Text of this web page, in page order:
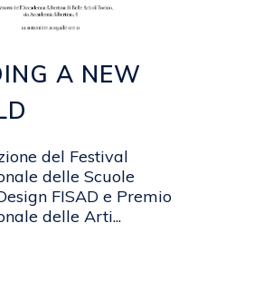
A NEW
del Festival
delle Scuole
FISAD e Premio
delle Arti...